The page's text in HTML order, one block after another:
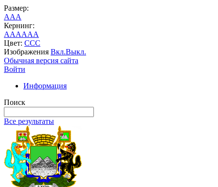
Размер:
AAA
Кернинг:
AAAAAA
Цвет: CCC
Изображения Вкл.Выкл.
Обычная версия сайта
Войти
Информация
Поиск
Все результаты